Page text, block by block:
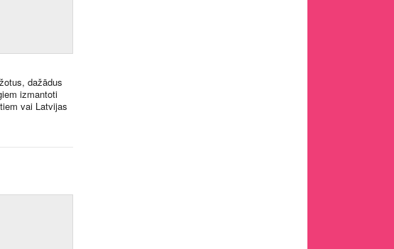
dažādus
izmantoti
vai Latvijas